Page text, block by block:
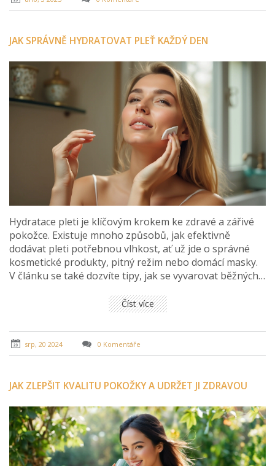
JAK SPRÁVNĚ HYDRATOVAT PLEŤ KAŽDÝ DEN
Hydratace pleti je klíčovým krokem ke zdravé a zářivé
pokožce. Existuje mnoho způsobů, jak efektivně
dodávat pleti potřebnou vlhkost, ať už jde o správné
kosmetické produkty, pitný režim nebo domácí masky.
V článku se také dozvíte tipy, jak se vyvarovat běžných
Číst více
srp, 20 2024 0 Komentáře
JAK ZLEPŠIT KVALITU POKOŽKY A UDRŽET JI ZDRAVOU